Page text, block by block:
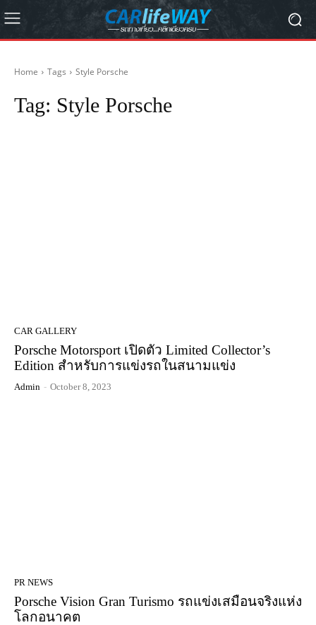
Home Tags Style Porsche
Tag: Style Porsche
CAR GALLERY
Porsche Motorsport เปิดตัว Limited Collector’s
Edition สำหรับการแข่งรถในสนามแข่ง
Admin - October 8, 2023
PR NEWS
Porsche Vision Gran Turismo รถแข่งเสมือนจริงแห่ง
โลกอนาคต